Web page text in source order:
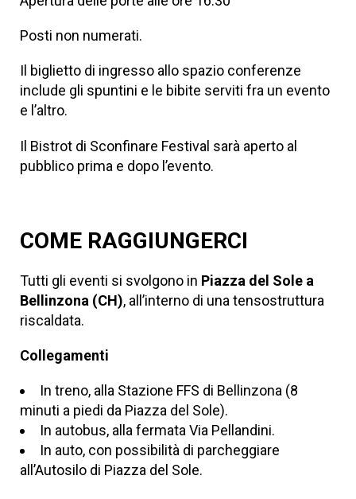
Posti non numerati.
Il biglietto di ingresso allo spazio conferenze
include gli spuntini e le bibite serviti fra un evento
e l’altro.
Il Bistrot di Sconfinare Festival sarà aperto al
pubblico prima e dopo l’evento.
COME RAGGIUNGERCI
Tutti gli eventi si svolgono in Piazza del Sole a
Bellinzona (CH), all’interno di una tensostruttura
riscaldata.
Collegamenti
In treno, alla Stazione FFS di Bellinzona (8
minuti a piedi da Piazza del Sole).
In autobus, alla fermata Via Pellandini.
In auto, con possibilità di parcheggiare
all’Autosilo di Piazza del Sole.